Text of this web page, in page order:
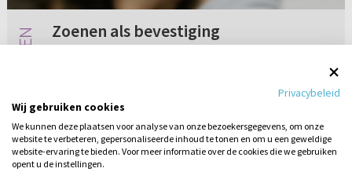
Zoenen als bevestiging
ik heel erg het vrijgezellenleven te leven. Ik
zoende met verschillende jongens en sliep
soms ook met ze (ma...
Geen reacties 17-05-2022
Privacybeleid
Wij gebruiken cookies
We kunnen deze plaatsen voor analyse van onze bezoekersgegevens, om onze
website te verbeteren, gepersonaliseerde inhoud te tonen en om u een geweldige
website-ervaring te bieden. Voor meer informatie over de cookies die we gebruiken
opent u de instellingen.